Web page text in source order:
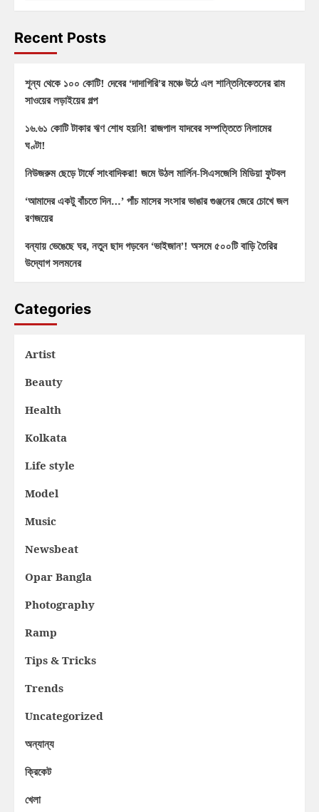
Recent Posts
শূন্য থেকে ১০০ কোটি! দেবের ‘দাদাগিরি’র মঞ্চে উঠে এল শান্তিনিকেতনের রাম
সাওয়ের লড়াইয়ের গল্প
১৬.৬১ কোটি টাকার ঋণ শোধ হয়নি! রাজপাল যাদবের সম্পত্তিতে নিলামের
ঘণ্টা!
নিউজরুম ছেড়ে টার্ফে সাংবাদিকরা! জমে উঠল মার্লিন-সিএসজেসি মিডিয়া ফুটবল
‘আমাদের একটু বাঁচতে দিন…’ পাঁচ মাসের সংসার ভাঙার গুঞ্জনের জেরে চোখে জল
রণজয়ের
বন্যায় ভেঙেছে ঘর, নতুন ছাদ গড়বেন ‘ভাইজান’! অসমে ৫০০টি বাড়ি তৈরির
উদ্যোগ সলমনের
Categories
Artist
Beauty
Health
Kolkata
Life style
Model
Music
Newsbeat
Opar Bangla
Photography
Ramp
Tips & Tricks
Trends
Uncategorized
অন্যান্য
ক্রিকেট
খেলা